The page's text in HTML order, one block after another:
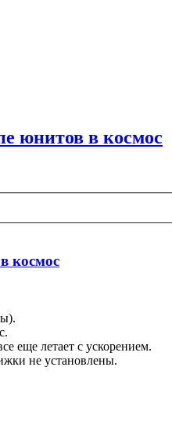
юнитов в космос
космос
еще летает с ускорением.
не установлены.